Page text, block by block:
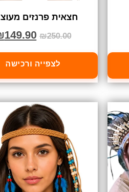
חצאית פרנזים
₪250.00
149.90
לצפייה ורכישה